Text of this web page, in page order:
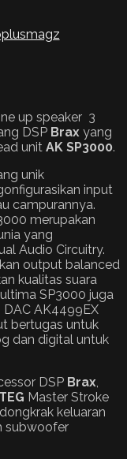
up speaker 3
DSP Brax yang
unit AK SP3000.
unik
input
campurannya.
merupakan
yang
Audio Circuitry.
output balanced
kualitas suara
SP3000 juga
AK4499EX
bertugas untuk
dan digital untuk
DSP Brax
Master Stroke
keluaran
subwoofer